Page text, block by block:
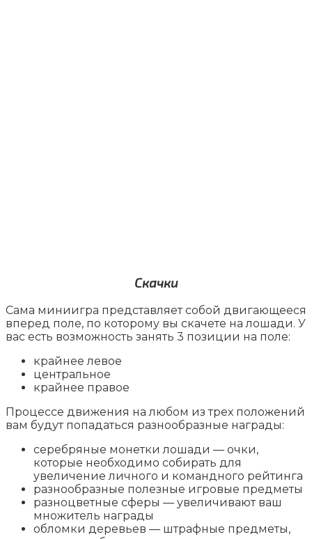
Скачки
Сама миниигра представляет собой двигающееся
вперед поле, по которому вы скачете на лошади. У
вас есть возможность занять 3 позиции на поле:
крайнее левое
центральное
крайнее правое
Процессе движения на любом из трех положений
вам будут попадаться разнообразные награды:
серебряные монетки лошади — очки,
которые необходимо собирать для
увеличение личного и командного рейтинга
разнообразные полезные игровые предметы
разноцветные сферы — увеличивают ваш
множитель награды
обломки деревьев — штрафные предметы,